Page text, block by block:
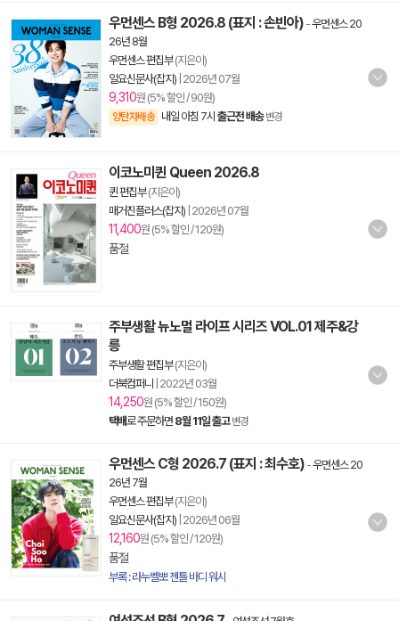
우먼센스 B형 2026.8 (표지 : 손빈아) -우먼센스 20
26년 8월
우먼센스 편집부(지은이)
일요신문사(잡지) 2026년 07월
9,310원 (5% 할인 / 90원)
양탄자배송 내일 아침 7시 출근전 배송 변경
이코노미퀸 Queen 2026.8
퀸 편집부(지은이)
매거진플러스(잡지) 2026년 07월
11,400원 (5% 할인 / 120원)
품절
주부생활 뉴노멀 라이프 시리즈 VOL.01 제주&강
릉
주부생활 편집부(지은이)
더북컴퍼니
2022년 03월
14,250원 (5% 할인 / 150원)
택배로 주문하면 8월 11일 출고 변경
우먼센스 C형 2026.7 (표지 : 최수호) -우먼센스 20
26년 7월
우먼센스 편집부(지은이)
일요신문사(잡지) 2026년 06월
12,160원 (5% 할인 / 120원)
품절
부록 : 라누벨뽀 젠틀 바디 워시